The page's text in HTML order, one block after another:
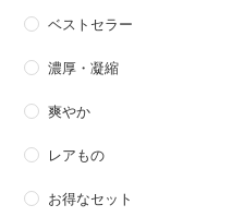
ベストセラー
濃厚・凝縮
爽やか
レアもの
お得なセット